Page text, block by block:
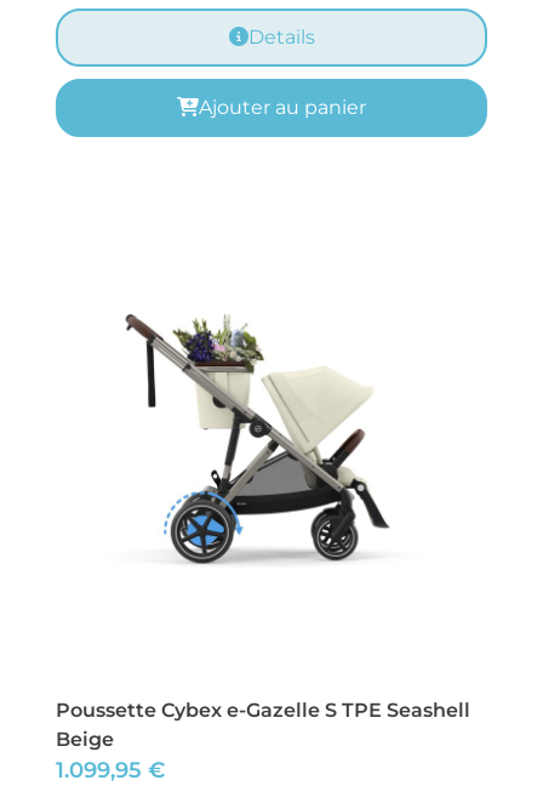
Details
Ajouter au panier
Poussette Cybex e-Gazelle S TPE Seashell
Beige
1.099,95 €